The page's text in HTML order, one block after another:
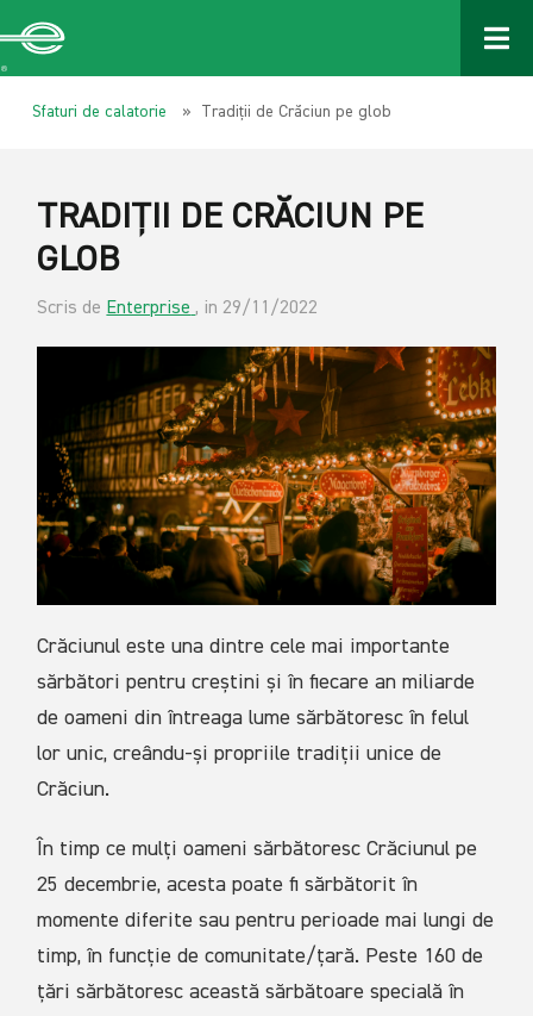
Sfaturi de calatorie » Tradiții de Crăciun pe glob
TRADIȚII DE CRĂCIUN PE
GLOB
Scris de Enterprise , in 29/11/2022
Crăciunul este una dintre cele mai importante
sărbători pentru creștini și în fiecare an miliarde
de oameni din întreaga lume sărbătoresc în felul
lor unic, creându-și propriile tradiții unice de
Crăciun.
În timp ce mulți oameni sărbătoresc Crăciunul pe
25 decembrie, acesta poate fi sărbătorit în
momente diferite sau pentru perioade mai lungi de
timp, în funcție de comunitate/țară. Peste 160 de
țări sărbătoresc această sărbătoare specială în